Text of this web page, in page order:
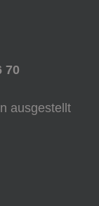
70
ausgestellt